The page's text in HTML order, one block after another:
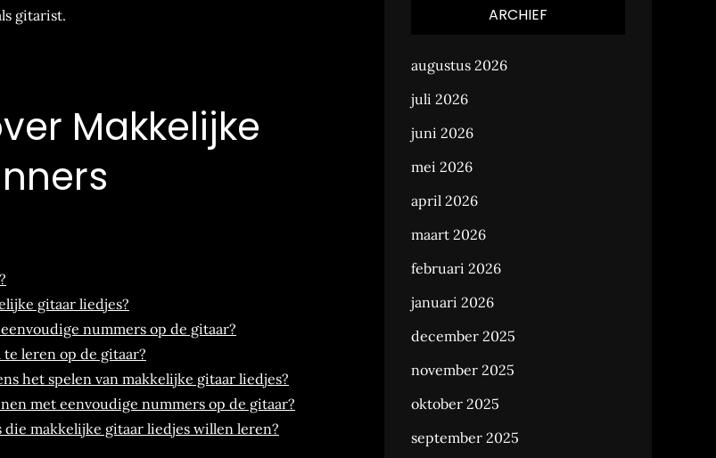
gitarist.
Makkelijke
gitaar liedjes?
nummers op de gitaar?
leren op de gitaar?
het spelen van makkelijke gitaar liedjes?
met eenvoudige nummers op de gitaar?
makkelijke gitaar liedjes willen leren?
ARCHIEF
augustus 2026
juli 2026
juni 2026
mei 2026
april 2026
maart 2026
februari 2026
januari 2026
december 2025
november 2025
oktober 2025
september 2025